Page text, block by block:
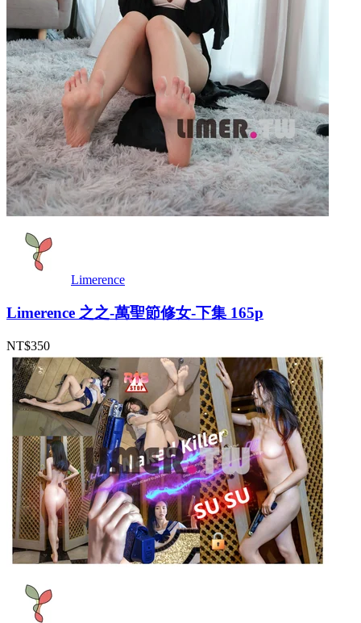
Limerence
Limerence 之之-萬聖節修女-下集 165p
NT$350